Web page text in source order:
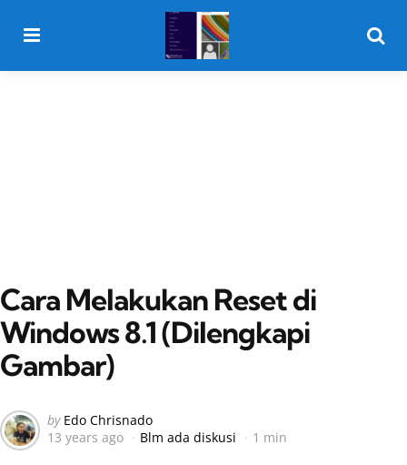
Cara Melakukan Reset di
Windows 8.1 (Dilengkapi
Gambar)
Posted
by
by Edo Chrisnado
13 years ago
Blm ada diskusi 1 min